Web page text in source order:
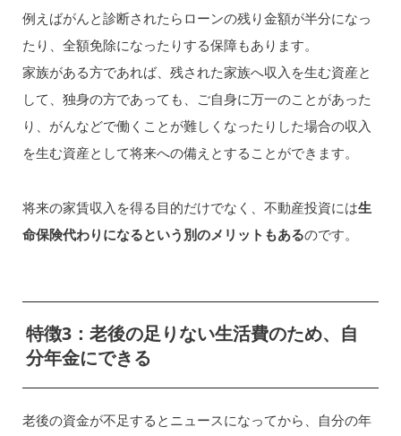
例えばがんと診断されたらローンの残り金額が半分になっ
たり、全額免除になったりする保障もあります。
家族がある方であれば、残された家族へ収入を生む資産と
して、独身の方であっても、ご自身に万一のことがあった
り、がんなどで働くことが難しくなったりした場合の収入
を生む資産として将来への備えとすることができます。
将来の家賃収入を得る目的だけでなく、不動産投資には生
命保険代わりになるという別のメリットもあるのです。
特徴3：老後の足りない生活費のため、自
分年金にできる
老後の資金が不足するとニュースになってから、自分の年